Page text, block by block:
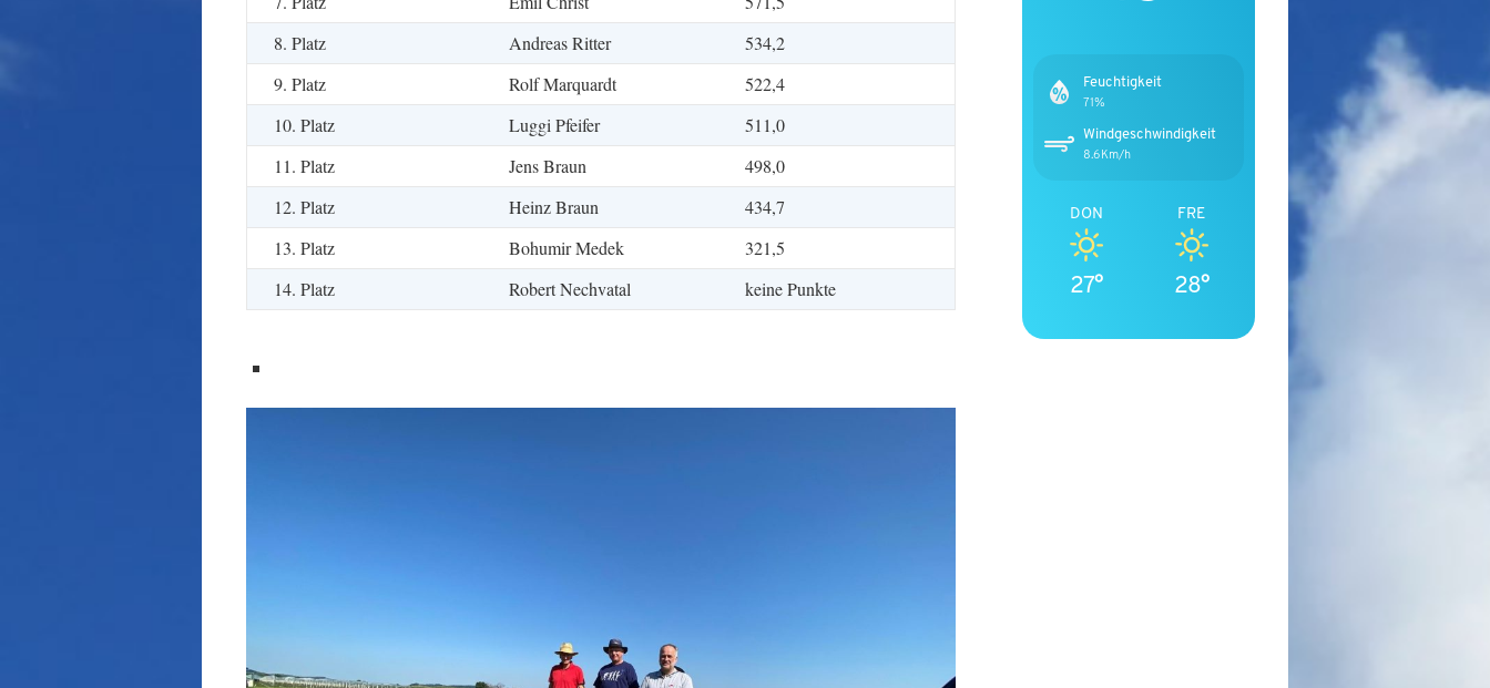
8. Platz
Andreas Ritter
534,2
9. Platz
Rolf Marquardt
522,4
10. Platz
Luggi Pfeifer
511,0
11. Platz
Jens Braun
498,0
12. Platz
Heinz Braun
434,7
13. Platz
Bohumir Medek
321,5
14. Platz
Robert Nechvatal keine Punkte
Feuchtigkeit
71%
Windgeschwindigkeit
8.6Km/h
DON
27°
FRE
28°